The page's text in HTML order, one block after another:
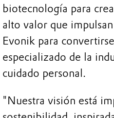
biotecnología para
alto valor que
Evonik para
especializado de la
cuidado personal.
"Nuestra visión está